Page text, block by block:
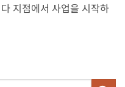
지점에서 사업을 시작하